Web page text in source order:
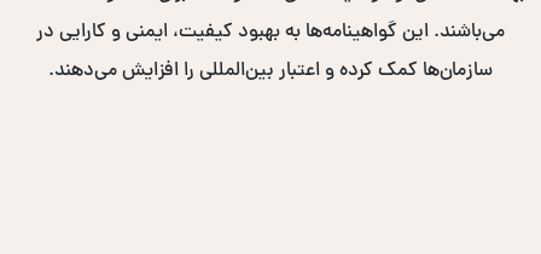
می‌باشند. این گواهینامه‌ها به بهبود کیفیت، ایمنی و کارایی در
سازمان‌ها کمک کرده و اعتبار بین‌المللی را افزایش می‌دهند.